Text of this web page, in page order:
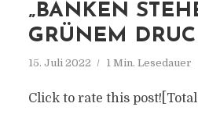
„BANKEN
GRÜNEM
15. Juli 2022 1 Min. Lesedauer
Click to rate this